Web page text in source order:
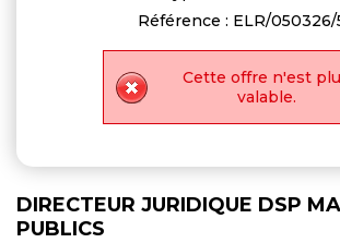
Référence : ELR/050326/
Cette offre n'est
valable.
DIRECTEUR JURIDIQUE DSP
PUBLICS